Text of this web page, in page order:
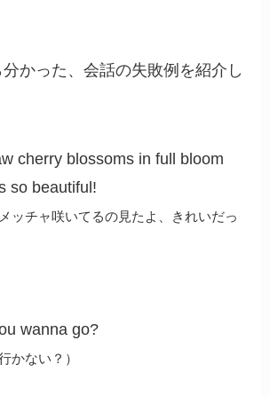
分かった、会話の失敗例を紹介し
cherry blossoms in full bloom
so beautiful!
ッチャ咲いてるの見たよ、きれいだっ
wanna go?
かない？）